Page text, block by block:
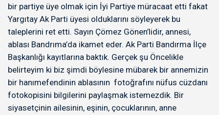
bir partiye üye olmak için İyi Partiye müracaat etti fakat
Yargıtay Ak Parti üyesi olduklarını söyleyerek bu
taleplerini ret etti. Sayın Çömez Gönen’lidir, annesi,
ablası Bandrıma’da ikamet eder. Ak Parti Bandırma İlçe
Başkanlığı kayıtlarına baktık. Gerçek şu Öncelikle
belirteyim ki biz şimdi böylesine mübarek bir annemizin
bir hanımefendinin ablasının fotoğrafını nüfus cüzdanı
fotokopisini bilgilerini paylaşmak istemezdik. Bir
siyasetçinin ailesinin, eşinin, çocuklarının, anne